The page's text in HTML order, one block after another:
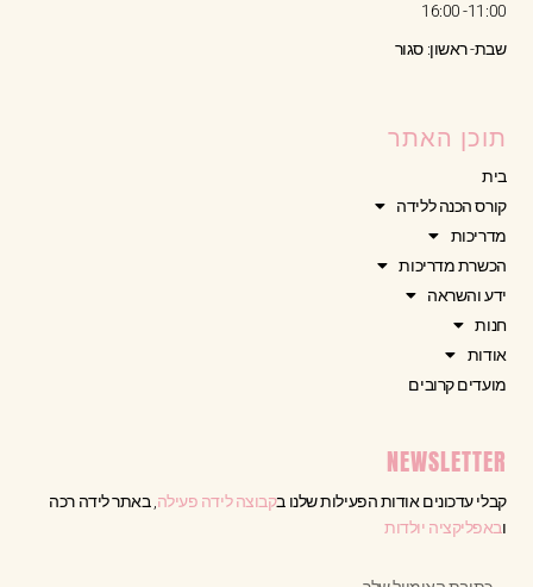
11:00- 16:00
שבת- ראשון: סגור
תוכן האתר
בית
קורס הכנה ללידה
מדריכות
הכשרת מדריכות
ידע והשראה
חנות
אודות
מועדים קרובים
NEWSLETTER
קבלי עדכונים אודות הפעילות שלנו בקבוצה לידה פעילה , באתר לידה רכה
ובאפליקציה יולדות